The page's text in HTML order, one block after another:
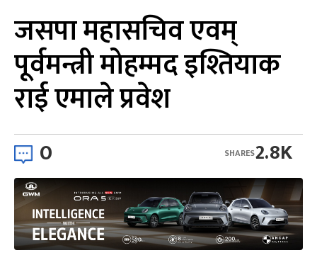
जसपा महासचिव एवम्
पूर्वमन्त्री मोहम्मद इश्तियाक
राई एमाले प्रवेश
0 2.8K
SHARES